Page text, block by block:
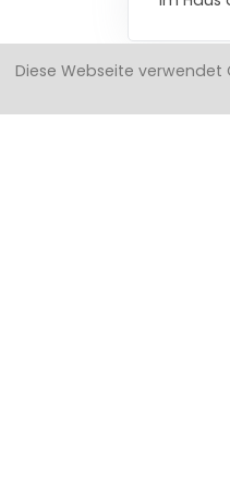
Diese Webseite verwendet